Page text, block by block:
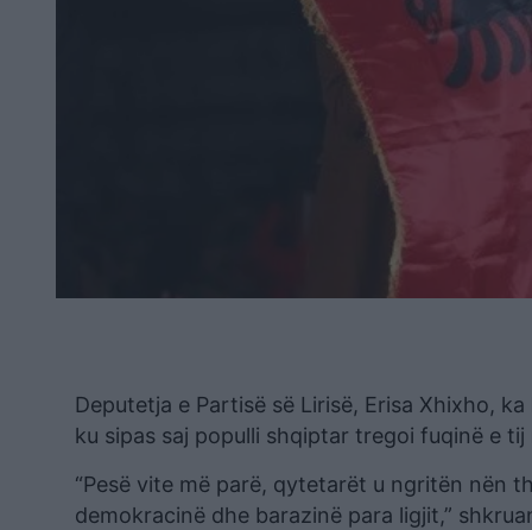
Deputetja e Partisë së Lirisë, Erisa Xhixho,
ku sipas saj populli shqiptar tregoi fuqinë e
“Pesë vite më parë, qytetarët u ngritën nën
demokracinë dhe barazinë para ligjit,”